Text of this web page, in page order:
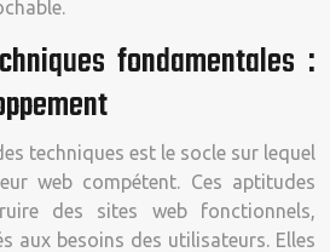
fondamentales :
techniques est le socle sur lequel
web compétent. Ces aptitudes
des sites web fonctionnels,
aux besoins des utilisateurs. Elles